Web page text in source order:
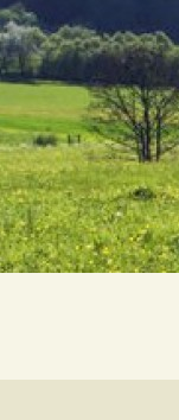
Aller
au
contenu